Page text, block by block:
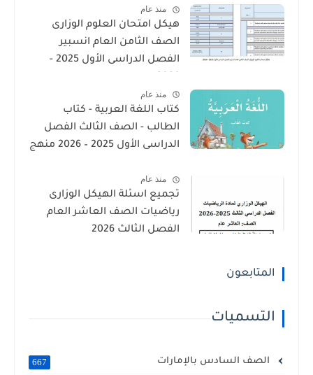
منذ عام
هيكل امتحان العلوم الوزارى
الصف الثامن العام انسبير
الفصل الدراسى الأول 2025 -
منذ عام
كتاب اللغة العربية - كتاب
الطالب - الصف الثالث الفصل
الدراسى الأول 2025 – 2026 منهج
منذ عام
تجميع اسئلة الهيكل الوزارى
رياضيات الصف العاشر العام
الفصل الثالث 2026
المتابعون
التسميات
الصف السادس بالإمارات 667